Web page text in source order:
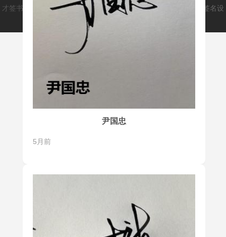
尹国忠
5月前
才签书画类文创平台(caiqm.cn) 爱手写(aishouxie.cn)
致力于打造签名设
计师和用户之间的桥梁，解决大家的签名问题。